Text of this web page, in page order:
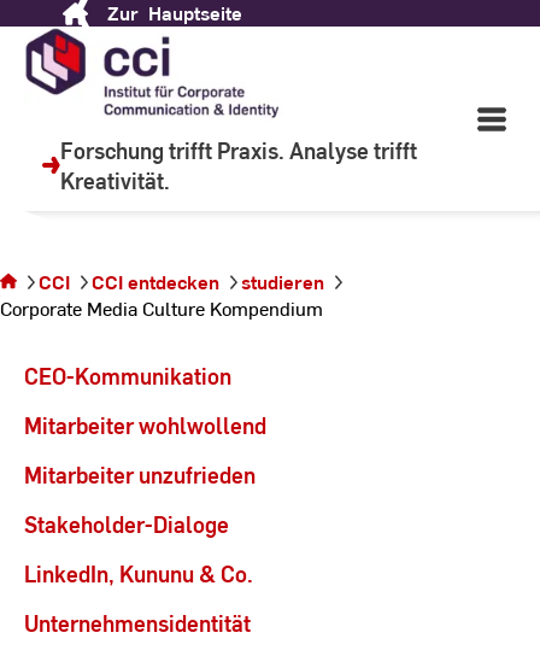
Content
Zur Hauptseite
Forschung trifft Praxis. Analyse trifft
Kreativität.
Open
Main
Wir lehren, um zu lernen.
Seite
Corporate
Media
Kompendium
CCI CCI entdecken
studieren
Corporate Media Culture Kompendium
CEO-Kommunikation
Mitarbeiter wohlwollend
Mitarbeiter unzufrieden
Stakeholder-Dialoge
LinkedIn, Kununu & Co.
Unternehmensidentität